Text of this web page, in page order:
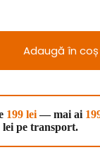
Adaugă în coș
199 lei— mai ai
lei pe transport.